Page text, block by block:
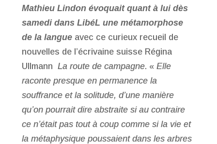
Mathieu Lindon évoquait quant à lui dès
samedi dans LibéL une métamorphose
de la langueavec ce curieux recueil de
nouvelles de l’écrivaine suisse Régina
Ullmann La route de campagne. « Elle
raconte presque en permanence la
souffrance et la solitude, d’une manière
qu’on pourrait dire abstraite si au contraire
ce n’était pas tout à coup comme si la vie et
la métaphysique poussaient dans les arbres